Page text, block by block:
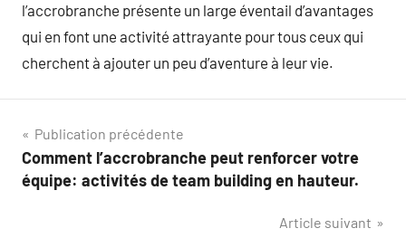
l’accrobranche présente un large éventail d’avantages
qui en font une activité attrayante pour tous ceux qui
cherchent à ajouter un peu d’aventure à leur vie.
Navigation
de
Publication précédente
Comment l’accrobranche peut renforcer votre
équipe: activités de team building en hauteur.
Article suivant